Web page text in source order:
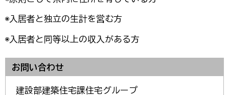
◉入居者と独立の生計を営む方
◉入居者と同等以上の収入がある方
お問い合わせ
建設部建築住宅課住宅グループ